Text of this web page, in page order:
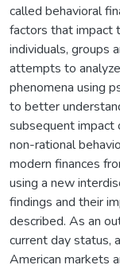
called behavioral
factors that impact
individuals, groups
attempts to
phenomena using
to better
subsequent impact
non-rational
modern finances
using a new
findings and their
described. As an
current day status,
American markets